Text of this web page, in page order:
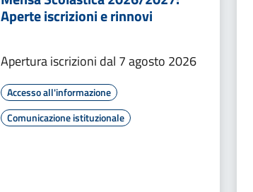
Aperte iscrizioni e rinnovi
Apertura iscrizioni dal 7 agosto 2026
Accesso all'informazione
Comunicazione istituzionale